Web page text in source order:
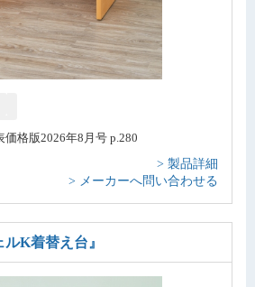
格版2026年8月号 p.280
> 製品詳細
> メーカーへ問い合わせる
ルK着替え台』